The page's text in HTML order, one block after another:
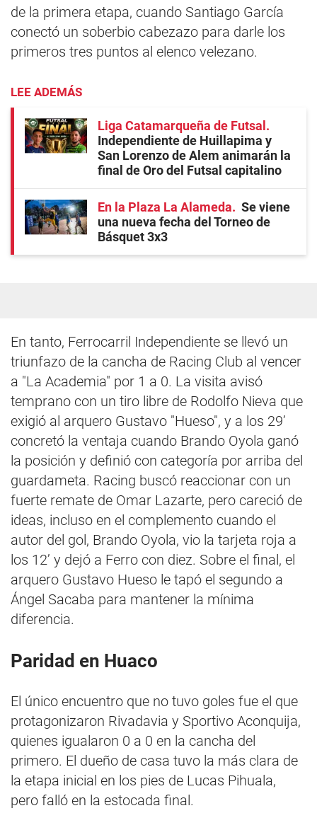
de la primera etapa, cuando Santiago García
conectó un soberbio cabezazo para darle los
primeros tres puntos al elenco velezano.
LEE ADEMÁS
Liga Catamarqueña de Futsal
Independiente de Huillapima y
San Lorenzo de Alem animarán la
final de Oro del Futsal capitalino
En la Plaza La Alameda
Se viene
una nueva fecha del Torneo de
Básquet 3x3
En tanto, Ferrocarril Independiente se llevó un
triunfazo de la cancha de Racing Club al vencer
a "La Academia" por 1 a 0. La visita avisó
temprano con un tiro libre de Rodolfo Nieva que
exigió al arquero Gustavo "Hueso", y a los 29’
concretó la ventaja cuando Brando Oyola ganó
la posición y definió con categoría por arriba del
guardameta. Racing buscó reaccionar con un
fuerte remate de Omar Lazarte, pero careció de
ideas, incluso en el complemento cuando el
autor del gol, Brando Oyola, vio la tarjeta roja a
los 12’ y dejó a Ferro con diez. Sobre el final, el
arquero Gustavo Hueso le tapó el segundo a
Ángel Sacaba para mantener la mínima
diferencia.
Paridad en Huaco
El único encuentro que no tuvo goles fue el que
protagonizaron Rivadavia y Sportivo Aconquija,
quienes igualaron 0 a 0 en la cancha del
primero. El dueño de casa tuvo la más clara de
la etapa inicial en los pies de Lucas Pihuala,
pero falló en la estocada final.